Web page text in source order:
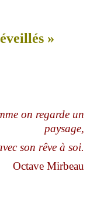
»
on regarde un
paysage,
son rêve à soi.
Octave Mirbeau